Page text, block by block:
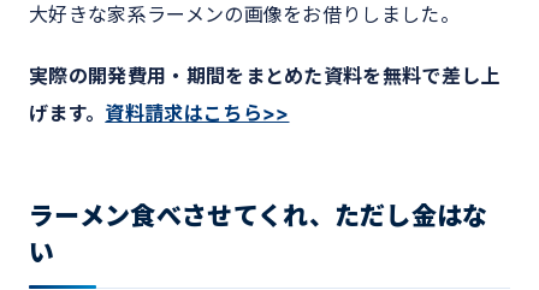
大好きな家系ラーメンの画像をお借りしました。
実際の開発費用・期間をまとめた資料を無料で差し上
げます。 資料請求はこちら>>
ラーメン食べさせてくれ、ただし金はな
い